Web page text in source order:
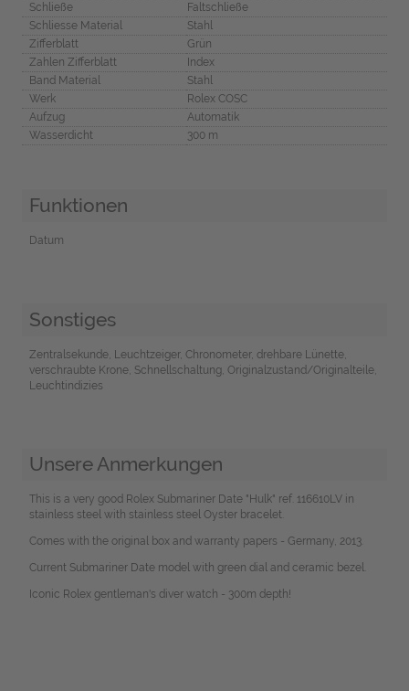
Schließe
Faltschließe
Schliesse Material
Stahl
Zifferblatt
Grün
Zahlen Zifferblatt
Index
Band Material
Stahl
Werk
Rolex COSC
Aufzug
Automatik
Wasserdicht
300 m
Funktionen
Datum
Sonstiges
Zentralsekunde, Leuchtzeiger, Chronometer, drehbare Lünette,
verschraubte Krone, Schnellschaltung, Originalzustand/Originalteile,
Leuchtindizies
Unsere Anmerkungen
This is a very good Rolex Submariner Date "Hulk" ref. 116610LV in
stainless steel with stainless steel Oyster bracelet.
Comes with the original box and warranty papers - Germany, 2013.
Current Submariner Date model with green dial and ceramic bezel.
Iconic Rolex gentleman's diver watch - 300m depth!